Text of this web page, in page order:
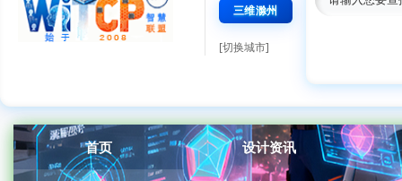
三维滁州
[切换城市]
首页 设计资讯